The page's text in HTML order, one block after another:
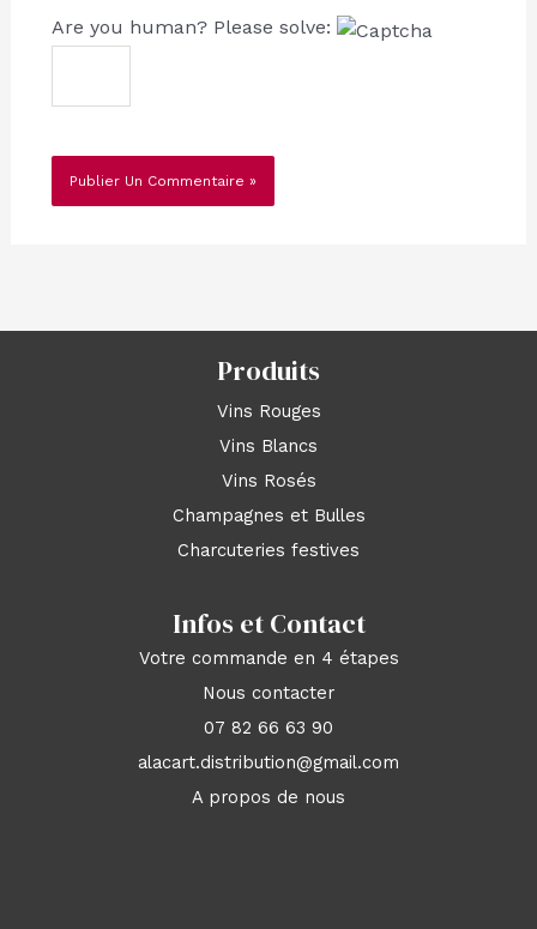
Are you human? Please solve:
Produits
Vins Rouges
Vins Blancs
Vins Rosés
Champagnes et Bulles
Charcuteries festives
Infos et Contact
Votre commande en 4 étapes
Nous contacter
07 82 66 63 90
alacart.distribution@gmail.com
A propos de nous